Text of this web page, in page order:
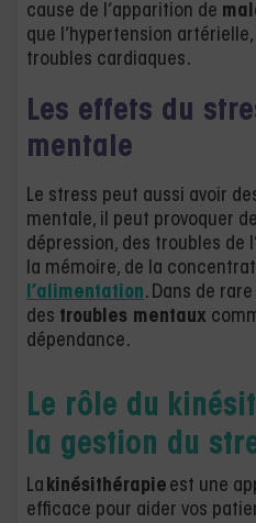
cause de l’apparition de
que l’hypertension
troubles cardiaques.
Les effets du
mentale
Le stress peut aussi avoir
mentale, il peut provoquer
dépression, des troubles de
la mémoire, de la
l’alimentation. Dans de
des troubles mentaux
dépendance.
Le rôle du
la gestion du
La kinésithérapie est une
efficace pour aider vos